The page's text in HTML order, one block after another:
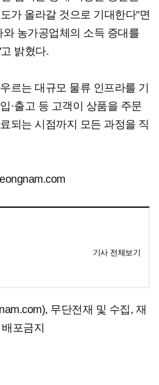
가 올라갈 것으로 기대한다"면
농가공업체의 소득 증대를
밝혔다.
르는 대규모 물류 인프라를 기
출고 등 고객이 상품을 주문
되는 시점까지 모든 과정을 직
기사 전체보기
무단전재 및 수집, 재
배포금지